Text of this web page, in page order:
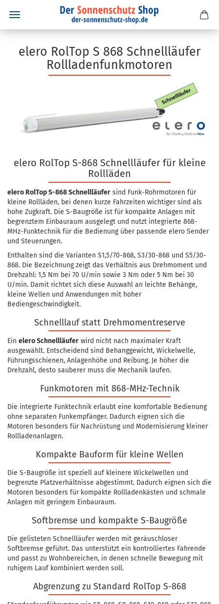
elero RolTop S 868 Schnellläufer
Rollladenfunkmotoren
elero RolTop S-868 Schnellläufer für kleine
Rollläden
elero RolTop S-868 Schnellläufer sind Funk-Rohrmotoren für
kleine Rollläden, bei denen kurze Fahrzeiten wichtiger sind als
hohe Zugkraft. Die S-Baugröße ist für kompakte Anlagen mit
begrenztem Einbauraum ausgelegt und nutzt integrierte 868-
MHz-Funktechnik für die Bedienung über passende elero Sender
und Steuerungen.
Enthalten sind die Varianten S1,5/70-868, S3/30-868 und S5/30-
868. Die Bezeichnung zeigt das Verhältnis aus Drehmoment und
Drehzahl: 1,5 Nm bei 70 U/min sowie 3 Nm oder 5 Nm bei 30
U/min. Damit richtet sich diese Auswahl an leichte Behänge,
kleine Wellen und Anwendungen mit hoher
Bediengeschwindigkeit.
Schnelllauf statt Drehmomentreserve
Ein elero Schnellläufer wird nicht nach maximaler Kraft
ausgewählt. Entscheidend sind Behanggewicht, Wickelwelle,
Führungsschienen, Anlagenhöhe und Reibung. Je höher die
Drehzahl, desto sauberer muss die Mechanik laufen.
Funkmotoren mit 868-MHz-Technik
Die integrierte Funktechnik erlaubt eine komfortable Bedienung
ohne separaten Funkempfänger. Dadurch eignen sich die
Motoren besonders für Nachrüstung und Modernisierung kleiner
Rollladenanlagen.
Kompakte Bauform für kleine Wellen
Die S-Baugröße ist speziell auf kleinere Wickelwellen und
begrenzte Platzverhältnisse abgestimmt. Dadurch eignen sich die
Motoren besonders für kompakte Rollladenkästen und schmale
Anlagen mit geringem Einbauraum.
Softbremse und kompakte S-Baugröße
Die gelisteten Schnellläufer werden mit geräuschloser
Softbremse geführt. Das unterstützt ein kontrolliertes Fahrende
und passt zu Wohnbereichen, in denen schnelle Bewegung mit
ruhigem Lauf kombiniert werden soll.
Abgrenzung zu Standard RolTop S-868